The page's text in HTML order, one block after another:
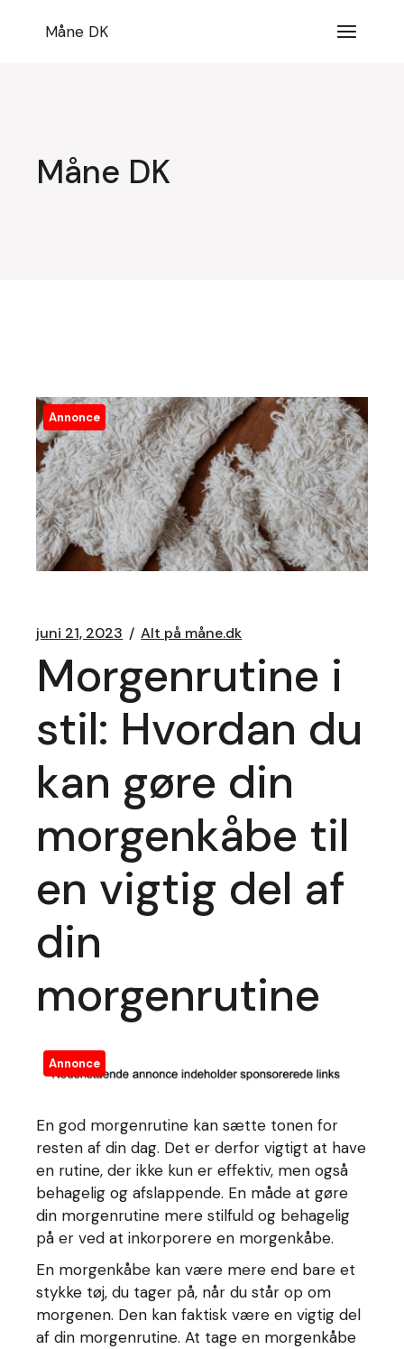
indholdMåne DK
Måne DK
Annonce
juni 21, 2023 Alt på måne.dk
Morgenrutine i
stil: Hvordan du
kan gøre din
morgenkåbe til
en vigtig del af
din
morgenrutine
Annonce
En god morgenrutine kan sætte tonen for
resten af din dag. Det er derfor vigtigt at have
en rutine, der ikke kun er effektiv, men også
behagelig og afslappende. En måde at gøre
din morgenrutine mere stilfuld og behagelig
på er ved at inkorporere en morgenkåbe.
En morgenkåbe kan være mere end bare et
stykke tøj, du tager på, når du står op om
morgenen. Den kan faktisk være en vigtig del
af din morgenrutine. At tage en morgenkåbe